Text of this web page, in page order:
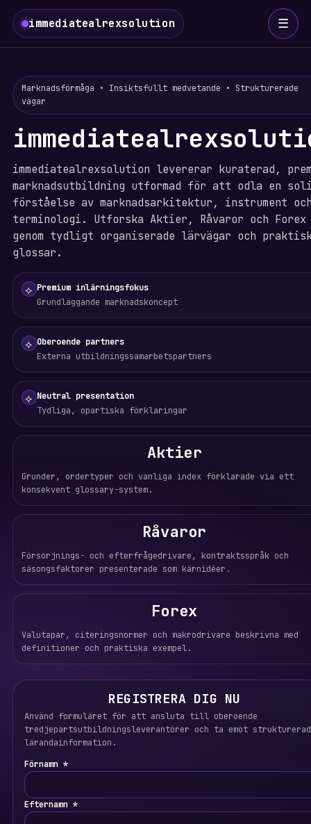
immediatealrexsolution ☰
Marknadsförmåga • Insiktsfullt medvetande • Strukturerade
vägar
immediatealrexsolution levererar kuraterad,
marknadsutbildning utformad för att odla en
förståelse av marknadsarkitektur, instrument
terminologi. Utforska Aktier, Råvaror och Forex
genom tydligt organiserade lärvägar och
glossar.
⟡ Premium inlärningsfokus
Grundläggande marknadskoncept
⟡ Oberoende partners
Externa utbildningssamarbetspartners
⟡ Neutral presentation
Tydliga, opartiska förklaringar
Aktier
Grunder, ordertyper och vanliga index förklarade via ett
konsekvent glossary-system.
Råvaror
Försörjnings- och efterfrågedrivare, kontraktsspråk och
säsongsfaktorer presenterade som kärnidéer.
Forex
Valutapar, citeringsnormer och makrodrivare beskrivna med
definitioner och praktiska exempel.
REGISTRERA DIG NU
Använd formuläret för att ansluta till oberoende
tredjepartsutbildningsleverantörer och ta emot strukturerad
lärandainformation.
Förnamn *
Efternamn *